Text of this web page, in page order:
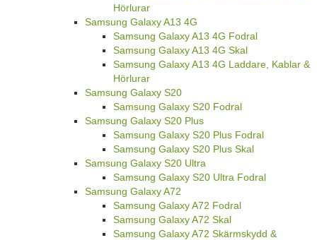
Hörlurar
Samsung Galaxy A13 4G
Samsung Galaxy A13 4G Fodral
Samsung Galaxy A13 4G Skal
Samsung Galaxy A13 4G Laddare, Kablar &
Hörlurar
Samsung Galaxy S20
Samsung Galaxy S20 Fodral
Samsung Galaxy S20 Plus
Samsung Galaxy S20 Plus Fodral
Samsung Galaxy S20 Plus Skal
Samsung Galaxy S20 Ultra
Samsung Galaxy S20 Ultra Fodral
Samsung Galaxy A72
Samsung Galaxy A72 Fodral
Samsung Galaxy A72 Skal
Samsung Galaxy A72 Skärmskydd &